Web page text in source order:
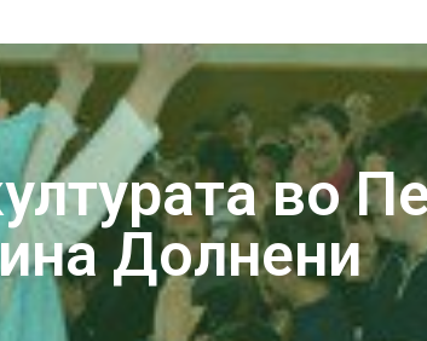
во
Долнени